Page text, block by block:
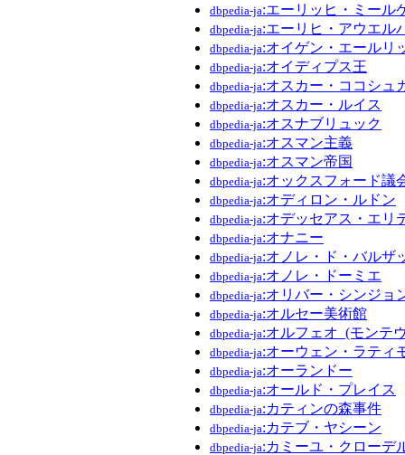
dbpedia-ja:エーリッヒ・ミール
dbpedia-ja:エーリヒ・アウエル
dbpedia-ja:オイゲン・エールリ
dbpedia-ja:オイディプス王
dbpedia-ja:オスカー・ココシュ
dbpedia-ja:オスカー・ルイス
dbpedia-ja:オスナブリュック
dbpedia-ja:オスマン主義
dbpedia-ja:オスマン帝国
dbpedia-ja:オックスフォード議
dbpedia-ja:オディロン・ルドン
dbpedia-ja:オデッセアス・エリ
dbpedia-ja:オナニー
dbpedia-ja:オノレ・ド・バルザ
dbpedia-ja:オノレ・ドーミエ
dbpedia-ja:オリバー・シンジョ
dbpedia-ja:オルセー美術館
dbpedia-ja:オルフェオ_(モンテ
dbpedia-ja:オーウェン・ラティ
dbpedia-ja:オーランドー
dbpedia-ja:オールド・プレイス
dbpedia-ja:カティンの森事件
dbpedia-ja:カテブ・ヤシーン
dbpedia-ja:カミーユ・クローデ